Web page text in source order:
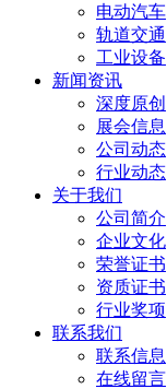
电动汽车
轨道交通
工业设备
新闻资讯
深度原创
展会信息
公司动态
行业动态
关于我们
公司简介
企业文化
荣誉证书
资质证书
行业奖项
联系我们
联系信息
在线留言